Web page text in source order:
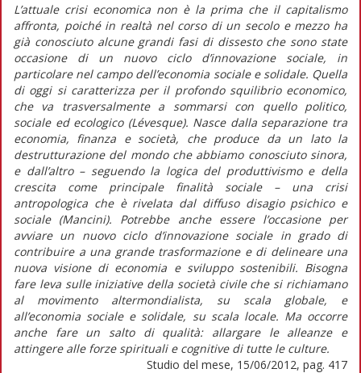
L’attuale crisi economica non è la prima che il capitalismo
affronta, poiché in realtà nel corso di un secolo e mezzo ha
già conosciuto alcune grandi fasi di dissesto che sono state
occasione di un nuovo ciclo d’innovazione sociale, in
particolare nel campo dell’economia sociale e solidale. Quella
di oggi si caratterizza per il profondo squilibrio economico,
che va trasversalmente a sommarsi con quello politico,
sociale ed ecologico (Lévesque). Nasce dalla separazione tra
economia, finanza e società, che produce da un lato la
destrutturazione del mondo che abbiamo conosciuto sinora,
e dall’altro – seguendo la logica del produttivismo e della
crescita come principale finalità sociale – una crisi
antropologica che è rivelata dal diffuso disagio psichico e
sociale (Mancini). Potrebbe anche essere l’occasione per
avviare un nuovo ciclo d’innovazione sociale in grado di
contribuire a una grande trasformazione e di delineare una
nuova visione di economia e sviluppo sostenibili. Bisogna
fare leva sulle iniziative della società civile che si richiamano
al movimento altermondialista, su scala globale, e
all’economia sociale e solidale, su scala locale. Ma occorre
anche fare un salto di qualità: allargare le alleanze e
attingere alle forze spirituali e cognitive di tutte le culture.
Studio del mese, 15/06/2012, pag. 417